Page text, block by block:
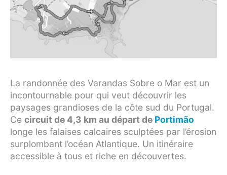
La randonnée des Varandas Sobre o Mar est un
incontournable pour qui veut découvrir les
paysages grandioses de la côte sud du Portugal.
Ce circuit de 4,3 km au départ de Portimão
longe les falaises calcaires sculptées par l’érosion
surplombant l’océan Atlantique. Un itinéraire
accessible à tous et riche en découvertes.